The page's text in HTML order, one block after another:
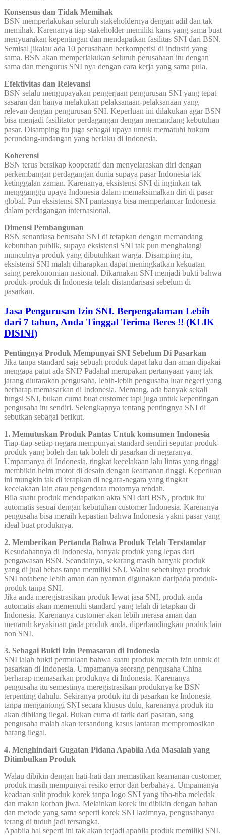
Konsensus dan Tidak Memihak
BSN memperlakukan seluruh stakeholdernya dengan adil dan tak
memihak. Karenanya tiap stakeholder memiliki kans yang sama buat
menyuarakan kepentingan dan mendapatkan fasilitas SNI dari BSN.
Semisal jikalau ada 10 perusahaan berkompetisi di industri yang
sama. BSN akan memperlakukan seluruh perusahaan itu dengan
sama dan mengurus SNI nya dengan cara kerja yang sama pula.
Efektivitas dan Relevansi
BSN selalu mengupayakan pengerjaan pengurusan SNI yang tepat
sasaran dan hanya melakukan pelaksanaan-pelaksanaan yang
relevan dengan pengurusan SNI. Keperluan ini dilakukan agar BSN
bisa menjadi fasilitator perdagangan dengan memandang kebutuhan
pasar. Disamping itu juga sebagai upaya untuk mematuhi hukum
perundang-undangan yang berlaku di Indonesia.
Koherensi
BSN terus bersikap kooperatif dan menyelaraskan diri dengan
perkembangan perdagangan dunia supaya pasar Indonesia tak
ketinggalan zaman. Karenanya, eksistensi SNI di inginkan tak
mengganggu upaya Indonesia dalam memaksimalkan diri di pasar
global. Pun eksistensi SNI pantasnya bisa memperlancar Indonesia
dalam perdagangan internasional.
Dimensi Pembangunan
BSN senantiasa berusaha SNI di tetapkan dengan memandang
kebutuhan publik, supaya eksistensi SNI tak pun menghalangi
munculnya produk yang dibutuhkan warga. Disamping itu,
eksistensi SNI malah diharapkan dapat meningkatkan kekuatan
saing perekonomian nasional. Dikarnakan SNI menjadi bukti bahwa
produk-produk di Indonesia telah distandarisasi sebelum di
pasarkan.
Jasa Pengurusan Izin SNI. Berpengalaman Lebih
dari 7 tahun, Anda Tinggal Terima Beres !! (KLIK
DISINI)
Pentingnya Produk Mempunyai SNI Sebelum Di Pasarkan
Jika tanpa standard saja sebuah produk dapat laku dan aman dipakai
mengapa patut ada SNI? Padahal merupakan pertanyaan yang tak
jarang diutarakan pengusaha, lebih-lebih pengusaha luar negeri yang
berharap memasarkan di Indonesia. Memang, ada banyak sekali
fungsi SNI, bukan cuma buat customer tapi juga untuk kepentingan
pengusaha itu sendiri. Selengkapnya tentang pentingnya SNI di
sebutkan sebagai berikut.
1. Memutuskan Produk Pantas Untuk komsumen Indonesia
Tiap-tiap-setiap negara mempunyai standard sendiri seputar produk-
produk yang boleh dan tak boleh di pasarkan di negaranya.
Umpamanya di Indonesia, tingkat kecelakaan lalu lintas yang tinggi
membikin helm motor di desain dengan keamanan tinggi. Keperluan
ini mungkin tak di terapkan di negara-negara yang tingkat
kecelakaan lain atau pengendara motornya rendah.
Bila suatu produk mendapatkan akta SNI dari BSN, produk itu
automatis sesuai dengan kebutuhan customer Indonesia. Karenanya
pengusaha bisa meraih kepastian bahwa Indonesia yakni pasar yang
ideal buat produknya.
2. Memberikan Pertanda Bahwa Produk Telah Terstandar
Kesudahannya di Indonesia, banyak produk yang lepas dari
pengawasan BSN. Seandainya, sekarang masih banyak produk
yang di jual bebas tanpa memiliki SNI. Walau sebetulnya produk
SNI notabene lebih aman dan nyaman digunakan daripada produk-
produk tanpa SNI.
Jika anda meregistrasikan produk lewat jasa SNI, produk anda
automatis akan memenuhi standard yang telah di tetapkan di
Indonesia. Karenanya customer akan lebih merasa aman dan
menaruh keyakinan pada produk anda, diperbandingkan produk lain
non SNI.
3. Sebagai Bukti Izin Pemasaran di Indonesia
SNI ialah bukti permulaan bahwa suatu produk meraih izin untuk di
pasarkan di Indonesia. Umpamanya seorang pengusaha China
berharap memasarkan produknya di Indonesia. Karenanya
pengusaha itu semestinya meregistrasikan produknya ke BSN
terpenting dahulu. Sekiranya produk itu di pasarkan ke Indonesia
tanpa mengantongi SNI secara khusus dulu, karenanya produk itu
akan dibilang ilegal. Bukan cuma di tarik dari pasaran, sang
pengusaha malah akan tersandung kasus lantaran mempromosikan
barang ilegal.
4. Menghindari Gugatan Pidana Apabila Ada Masalah yang
Ditimbulkan Produk
Walau dibikin dengan hati-hati dan memastikan keamanan customer,
produk masih mempunyai resiko error dan berbahaya. Umpamanya
keadaan sulit produk korek tanpa logo SNI yang tiba-tiba meledak
dan makan korban jiwa. Melainkan korek itu dibikin dengan bahan
dan metode yang sama seperti korek SNI lazimnya, pengusahanya
terang di tuduh jadi tersangka.
Apabila hal seperti ini tak akan terjadi apabila produk memiliki SNI.